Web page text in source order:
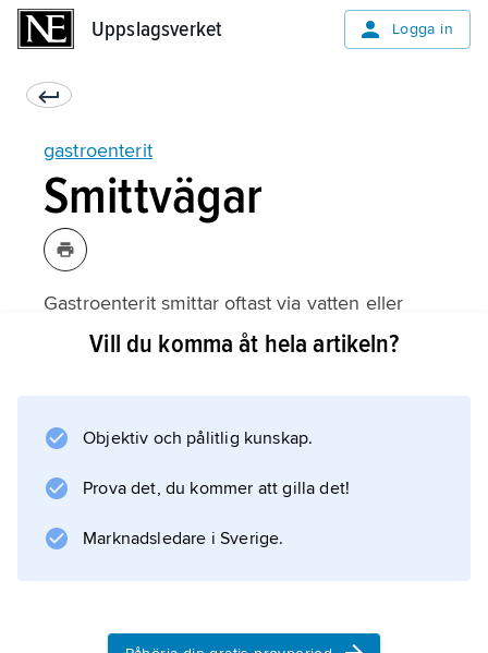
Uppslagsverket Logga in
gastroenterit
Smittvägar
Gastroenterit smittar oftast via vatten eller
livsmedel. Den mängd smittämne som behövs
till flera miljoner vid
salmonellos
Vill du komma åt hela artikeln?
Objektiv och pålitlig kunskap.
Prova det, du kommer att gilla det!
Marknadsledare i Sverige.